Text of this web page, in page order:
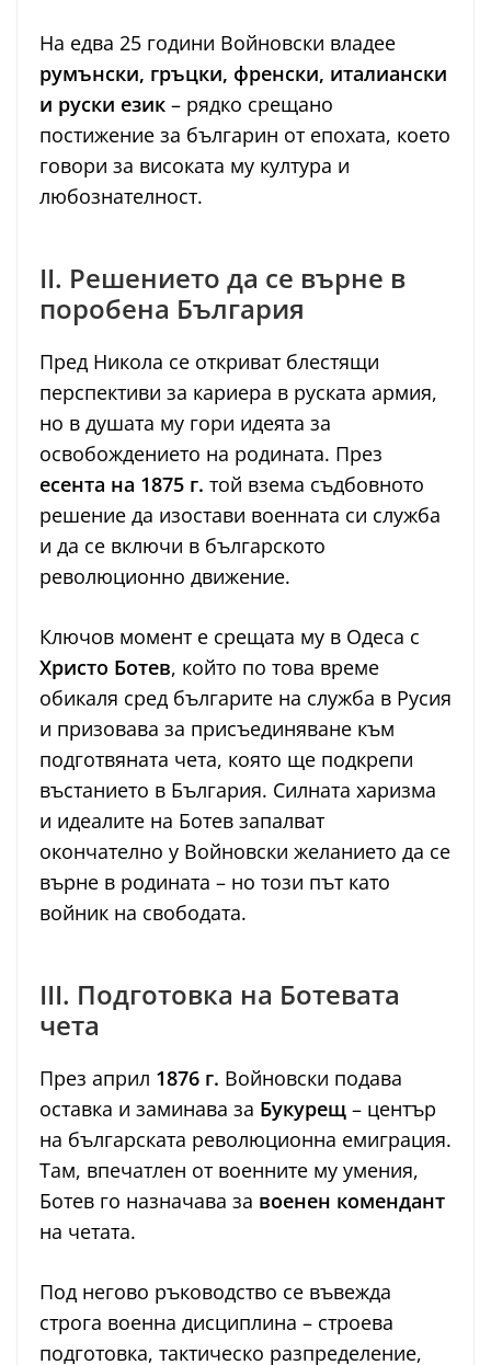
На едва 25 години Войновски владее
румънски, гръцки, френски, италиански
и руски език – рядко срещано
постижение за българин от епохата, което
говори за високата му култура и
любознателност.
II. Решението да се върне в
поробена България
Пред Никола се откриват блестящи
перспективи за кариера в руската армия,
но в душата му гори идеята за
освобождението на родината. През
есента на 1875 г. той взема съдбовното
решение да изостави военната си служба
и да се включи в българското
революционно движение.
Ключов момент е срещата му в Одеса с
Христо Ботев, който по това време
обикаля сред българите на служба в Русия
и призовава за присъединяване към
подготвяната чета, която ще подкрепи
въстанието в България. Силната харизма
и идеалите на Ботев запалват
окончателно у Войновски желанието да се
върне в родината – но този път като
войник на свободата.
III. Подготовка на Ботевата
чета
През април 1876 г. Войновски подава
оставка и заминава за Букурещ – център
на българската революционна емиграция.
Там, впечатлен от военните му умения,
Ботев го назначава за военен комендант
на четата.
Под негово ръководство се въвежда
строга военна дисциплина – строева
подготовка, тактическо разпределение,